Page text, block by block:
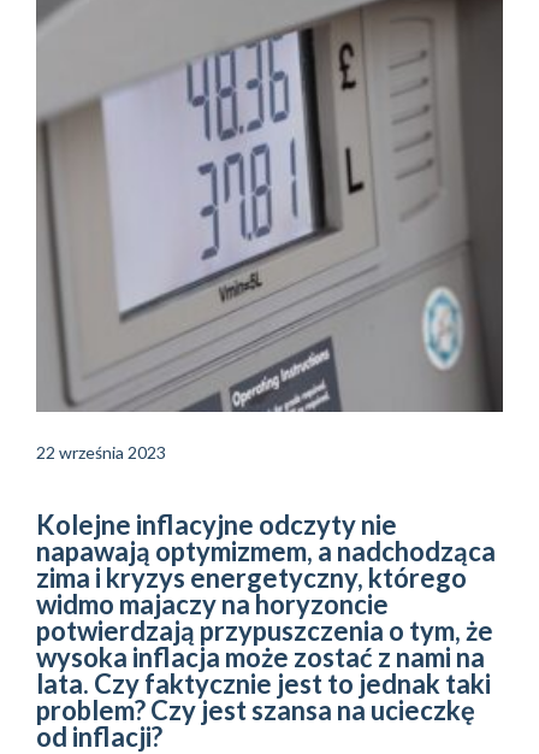
22 września 2023
Kolejne inflacyjne odczyty nie
napawają optymizmem, a nadchodząca
zima i kryzys energetyczny, którego
widmo majaczy na horyzoncie
potwierdzają przypuszczenia o tym, że
wysoka inflacja może zostać z nami na
lata. Czy faktycznie jest to jednak taki
problem? Czy jest szansa na ucieczkę
od inflacji?